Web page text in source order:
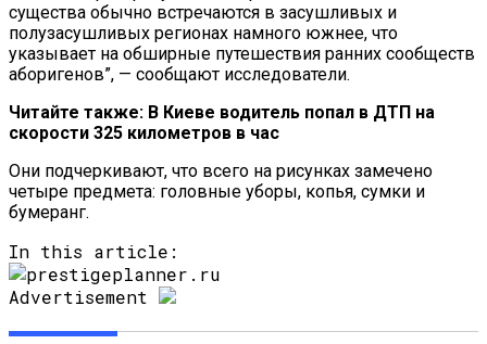
существа обычно встречаются в засушливых и
полузасушливых регионах намного южнее, что
указывает на обширные путешествия ранних сообществ
аборигенов”, — сообщают исследователи.
Читайте также: В Киеве водитель попал в ДТП на
скорости 325 километров в час
Они подчеркивают, что всего на рисунках замечено
четыре предмета: головные уборы, копья, сумки и
бумеранг.
In this article:
Advertisement